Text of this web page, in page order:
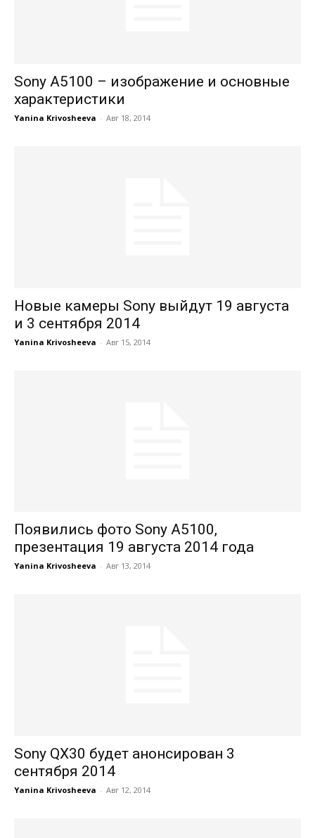
Sony A5100 – изображение и основные
характеристики
Yanina Krivosheeva - Авг 18, 2014
Новые камеры Sony выйдут 19 августа
и 3 сентября 2014
Yanina Krivosheeva - Авг 15, 2014
Появились фото Sony A5100,
презентация 19 августа 2014 года
Yanina Krivosheeva - Авг 13, 2014
Sony QX30 будет анонсирован 3
сентября 2014
Yanina Krivosheeva - Авг 12, 2014